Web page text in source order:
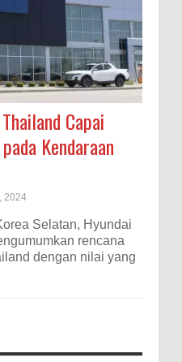
Capai
Kendaraan
2024
Selatan, Hyundai
rencana
dengan nilai yang